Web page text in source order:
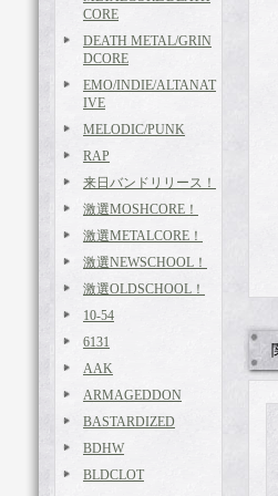
CORE
DEATH METAL/GRIN
DCORE
EMO/INDIE/ALTANAT
IVE
MELODIC/PUNK
RAP
来日バンドリリース！
激選MOSHCORE！
激選METALCORE！
激選NEWSCHOOL！
激選OLDSCHOOL！
10-54
6131
AAK
ARMAGEDDON
BASTARDIZED
BDHW
BLDCLOT